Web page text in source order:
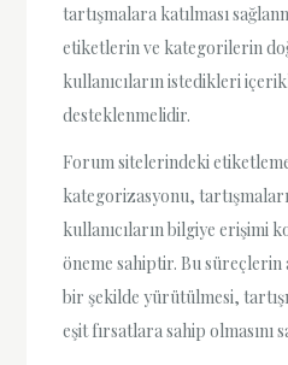
tartışmalara katılması
etiketlerin ve kategorilerin
kullanıcıların istedikleri
desteklenmelidir.
Forum sitelerindeki
kategorizasyonu,
kullanıcıların bilgiye erişimi
öneme sahiptir. Bu süreçlerin
bir şekilde yürütülmesi,
eşit fırsatlara sahip olmasını